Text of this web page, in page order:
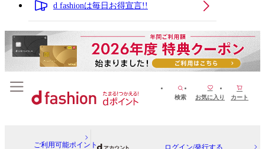
d fashionは毎日お得宣言!!
検索 お気に入り カート
ご利用可能ポイント